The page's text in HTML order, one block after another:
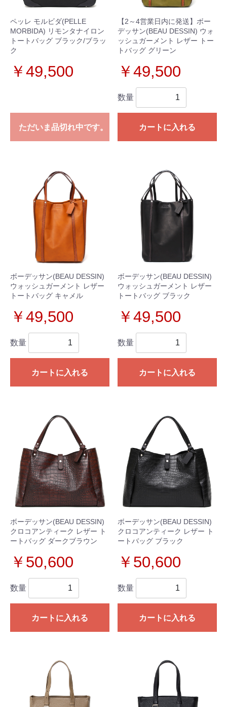
ペッレ モルビダ(PELLE
MORBIDA) リモンタナイロン
トートバッグ ブラック/ブラッ
ク
￥49,500
ただいま品切れ中です。
【2～4営業日内に発送】ボー
デッサン(BEAU DESSIN) ウォ
ッシュガーメント レザー トー
トバッグ グリーン
￥49,500
数量
カートに入れる
ボーデッサン(BEAU DESSIN)
ウォッシュガーメント レザー
トートバッグ キャメル
￥49,500
数量
カートに入れる
ボーデッサン(BEAU DESSIN)
ウォッシュガーメント レザー
トートバッグ ブラック
￥49,500
数量
カートに入れる
ボーデッサン(BEAU DESSIN)
クロコアンティーク レザー ト
ートバッグ ダークブラウン
￥50,600
数量
カートに入れる
ボーデッサン(BEAU DESSIN)
クロコアンティーク レザー ト
ートバッグ ブラック
￥50,600
数量
カートに入れる